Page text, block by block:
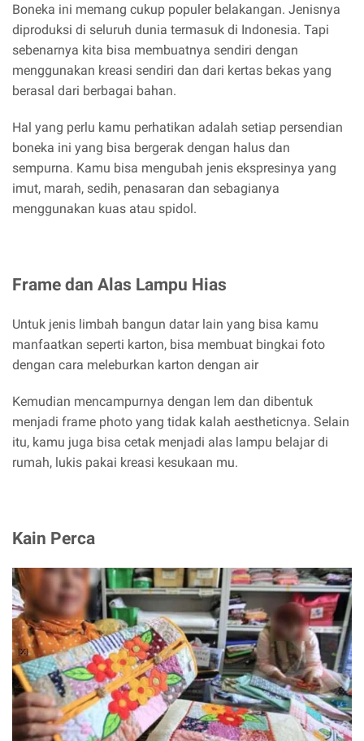
Boneka ini memang cukup populer belakangan. Jenisnya
diproduksi di seluruh dunia termasuk di Indonesia. Tapi
sebenarnya kita bisa membuatnya sendiri dengan
menggunakan kreasi sendiri dan dari kertas bekas yang
berasal dari berbagai bahan.
Hal yang perlu kamu perhatikan adalah setiap persendian
boneka ini yang bisa bergerak dengan halus dan
sempurna. Kamu bisa mengubah jenis ekspresinya yang
imut, marah, sedih, penasaran dan sebagianya
menggunakan kuas atau spidol.
Frame dan Alas Lampu Hias
Untuk jenis limbah bangun datar lain yang bisa kamu
manfaatkan seperti karton, bisa membuat bingkai foto
dengan cara meleburkan karton dengan air
Kemudian mencampurnya dengan lem dan dibentuk
menjadi frame photo yang tidak kalah aestheticnya. Selain
itu, kamu juga bisa cetak menjadi alas lampu belajar di
rumah, lukis pakai kreasi kesukaan mu.
Kain Perca